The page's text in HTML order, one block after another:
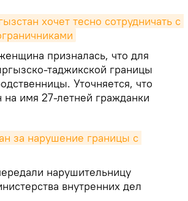
хочет тесно сотрудничать с
призналась, что для
таджикской границы
Уточняется, что
имя 27-летней гражданки
за нарушение границы с
нарушительницу
внутренних дел